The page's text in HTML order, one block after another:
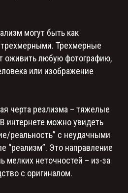
могут быть как
Трехмерные
оживить любую фотографию,
или изображение
черта реализма – тяжелые
интернете можно увидеть
реальность” с неудачными
“реализм”. Это направление
мелких неточностей – из-за
с оригиналом.